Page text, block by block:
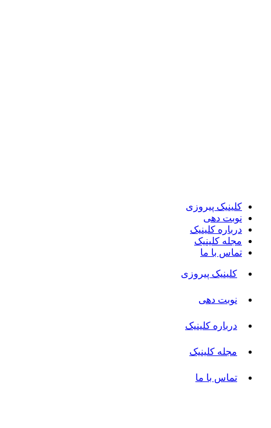
کلینیک پیروزی
نوبت دهی
درباره کلینیک
مجله کلینیک
تماس با ما
کلینیک پیروزی
نوبت دهی
درباره کلینیک
مجله کلینیک
تماس با ما